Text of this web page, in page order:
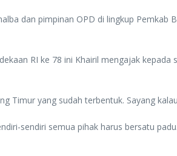
dan pimpinan OPD di lingkup
RI ke 78 ini Khairil mengajak
Timur yang sudah terbentuk. Sayang
sendiri semua pihak harus bersatu